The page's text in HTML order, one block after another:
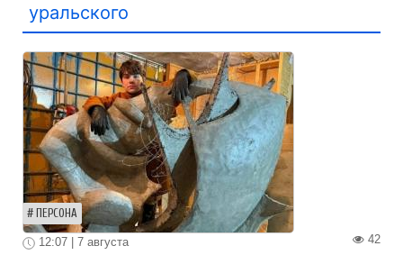
уральского
ПЕРСОНА
42
12:07 | 7 августа